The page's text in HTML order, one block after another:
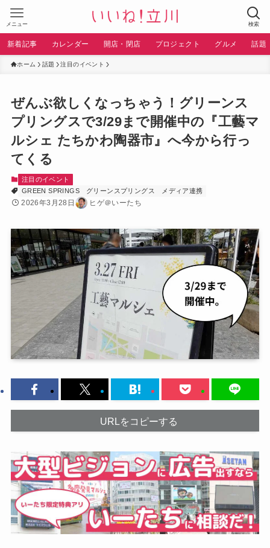
検索
メニュー
新着記事 カレンダー 開店・閉店 プロジェクト グルメ 話題
ホーム 話題 注目のイベント
ぜんぶ欲しくなっちゃう！グリーンス
プリングスで3/29まで開催中の『工藝マ
ルシェ たちかわ陶器市』へ今から行っ
てくる
注目のイベント
GREEN SPRINGS
グリーンスプリングス メディア連携
2026年3月28日 ヒゲ＠いーたち
URLをコピーする